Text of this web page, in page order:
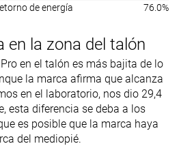
de energía 76.0%
en la zona del talón
en el talón es más bajita de lo
la marca afirma que alcanza
en el laboratorio, nos dio 29,4
esta diferencia se deba a los
es posible que la marca haya
del mediopié.